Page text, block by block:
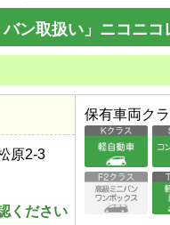
ン取扱い」ニコニ
原2-3
ください
保有車両ク